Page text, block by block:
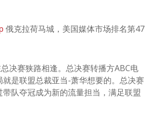
俄克拉荷马城，美国媒体市场排名第47
决赛狭路相逢。总决赛转播方ABC电
是联盟总裁亚当-萧华想要的。总决赛
队夺冠成为新的流量担当，满足联盟